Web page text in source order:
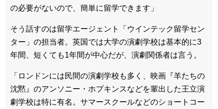
の必要がないので、簡単に留学できます」
そう話すのは留学エージェント「ウインテック留学セン
ター」の担当者。英国では大学の演劇学校は基本的に3
年間、短くても1年間が中心だが、演劇関係者は言う。
「ロンドンには民間の演劇学校も多く、映画『羊たちの
沈黙』のアンソニー・ホプキンスなどを輩出した王立演
劇学校は特に有名。サマースクールなどのショートコー